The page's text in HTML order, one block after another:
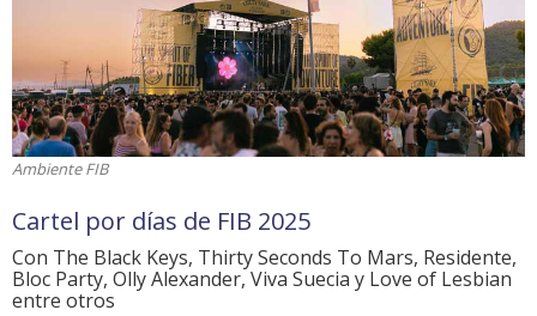
Ambiente FIB
Cartel por días de FIB 2025
Con The Black Keys, Thirty Seconds To Mars, Residente,
Bloc Party, Olly Alexander, Viva Suecia y Love of Lesbian
entre otros